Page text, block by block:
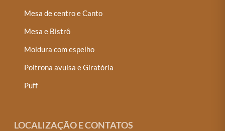
Mesa de centro e Canto
Mesa e Bistrô
Moldura com espelho
Poltrona avulsa e Giratória
Puff
LOCALIZAÇÃO E CONTATOS